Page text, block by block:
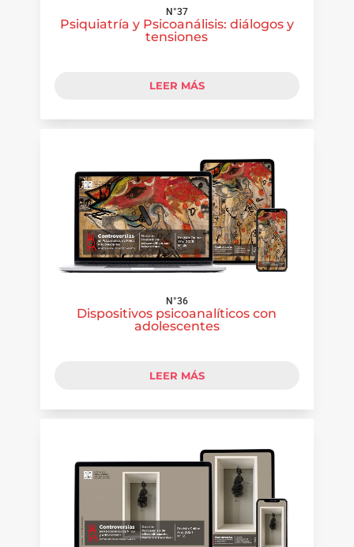
N°37
Psiquiatría y Psicoanálisis: diálogos y
tensiones
LEER MÁS
N°36
Dispositivos psicoanalíticos con
adolescentes
LEER MÁS